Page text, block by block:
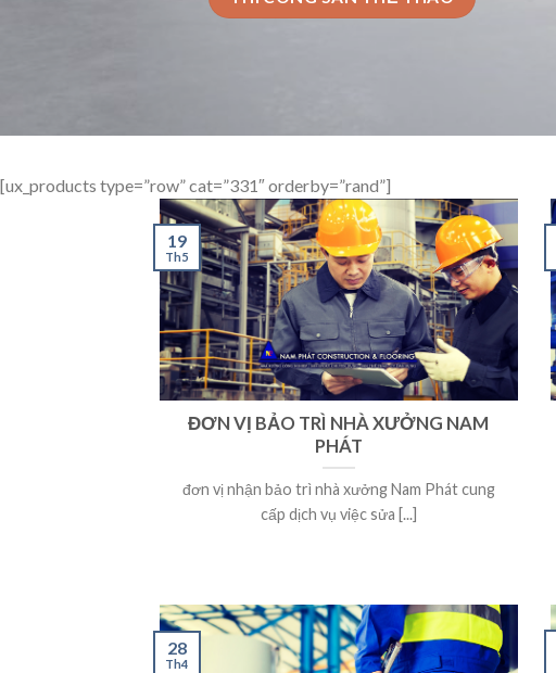
[ux_products type=”row” cat=”331″ orderby=”rand”]
ĐƠN VỊ BẢO TRÌ NHÀ XƯỞNG NAM
PHÁT
đơn vị nhận bảo trì nhà xưởng Nam Phát cung
cấp dịch vụ việc sửa [...]
19
Th5
28
Th4